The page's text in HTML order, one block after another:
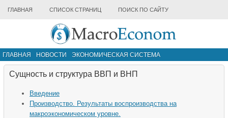
ГЛАВНАЯ СПИСОК СТРАНИЦ ПОИСК ПО САЙТУ
ГЛАВНАЯ НОВОСТИ
ЭКОНОМИЧЕСКАЯ СИСТЕМА
ИНФРАСТРУКТУРА РЫНКА
Сущность и структура ВВП и ВНП
Введение
Производство. Результаты воспроизводства на
макроэкономическом уровне.